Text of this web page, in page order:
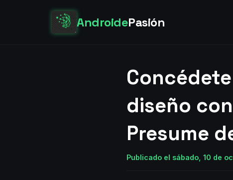
AndroidePasión
diseño
Presume
Publicado el sábado, 10 de